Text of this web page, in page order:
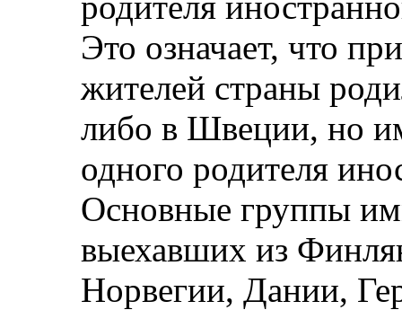
Это означает, что
жителей страны
либо в Швеции, но
одного родителя
Основные группы
выехавших из
Норвегии, Дании,